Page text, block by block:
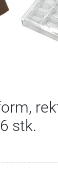
stk.